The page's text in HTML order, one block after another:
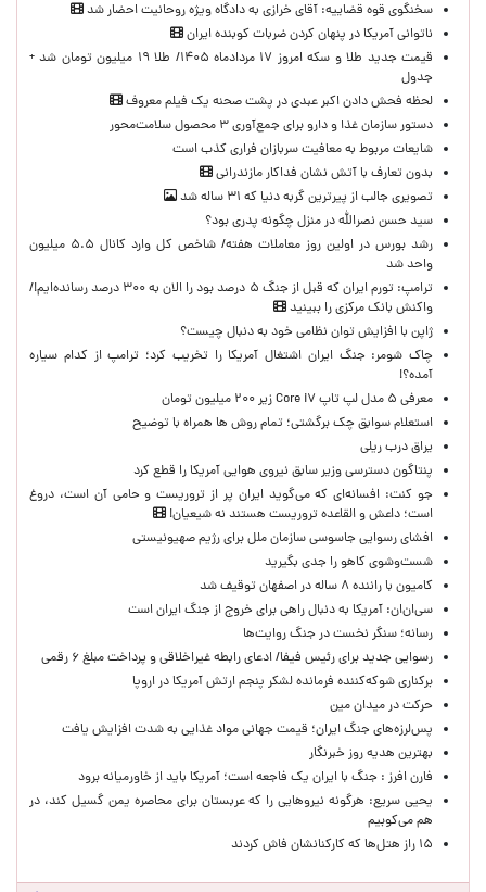
سخنگوی قوه قضاییه: آقای خرازی به دادگاه ویژه روحانیت احضار شد
ناتوانی آمریکا در پنهان کردن ضربات کوبنده ایران
قیمت جدید طلا و سکه امروز ۱۷ مردادماه ۱۴۰۵/ طلا ۱۹ میلیون تومان شد +
جدول
لحظه‌ فحش دادن اکبر عبدی در پشت صحنه یک فیلم معروف
دستور سازمان غذا و دارو برای جمع‌آوری ۳ محصول سلامت‌محور
شایعات مربوط به معافیت سربازان فراری کذب است
بدون تعارف با آتش نشان فداکار مازندرانی
تصویری جالب از پیرترین گربه دنیا که ۳۱ ساله شد
سید حسن نصرالله در منزل چگونه پدری بود؟
رشد بورس در اولین روز معاملات هفته/ شاخص کل وارد کانال ۵.۵ میلیون
واحد شد
ترامپ: تورم ایران که قبل از جنگ ۵ درصد بود را الان به ۳۰۰ درصد رسانده‌ایم!/
واکنش بانک مرکزی را ببینید
ژاپن با افزایش توان نظامی خود به دنبال چیست؟
چاک شومر: جنگ ایران اشتغال آمریکا را تخریب کرد؛ ترامپ از کدام سیاره
آمده؟!
معرفی ۵ مدل لپ تاپ Core i۷ زیر ۲۰۰ میلیون تومان
استعلام سوابق چک برگشتی؛ تمام روش ها همراه با توضیح
یراق درب ریلی
پنتاگون دسترسی وزیر سابق نیروی هوایی آمریکا را قطع کرد
جو کنت: افسانه‌ای که می‌گوید ایران پر از تروریست و حامی آن است، دروغ
است؛ داعش و القاعده تروریست هستند نه شیعیان!
افشای رسوایی جاسوسی سازمان ملل برای رژیم صهیونیستی
شست‌وشوی کاهو را جدی بگیرید
کامیون با راننده ۸ ساله در اصفهان توقیف شد
سی‌ان‌ان: آمریکا به دنبال راهی برای خروج از جنگ ایران است
رسانه؛ سنگر نخست در جنگ روایت‌ها
رسوایی جدید برای رئیس فیفا/ ادعای رابطه غیراخلاقی و پرداخت مبلغ ۶ رقمی
برکناری شوکه‌کننده فرمانده لشکر پنجم ارتش آمریکا در اروپا
حركت در ميدان مين
پس‌لرزه‌های جنگ ایران؛ قیمت جهانی مواد غذایی به شدت افزایش یافت
بهترین هدیه روز خبرنگار
فارن افرز : جنگ با ایران یک فاجعه است؛ آمریکا باید از خاورمیانه برود
یحیی سریع: هرگونه نیروهایی را که عربستان برای محاصره یمن گسیل کند، در
هم می‌کوبیم
۱۵ راز هتل‌ها که کارکنانشان فاش کردند